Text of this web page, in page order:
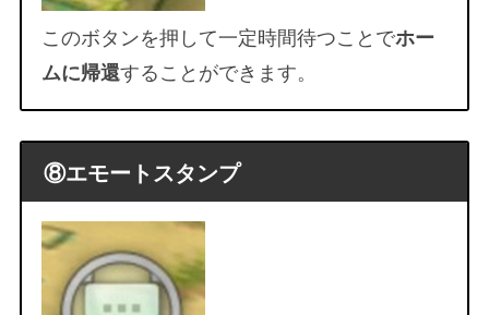
このボタンを押して一定時間待つことでホー
ムに帰還することができます。
⑧エモートスタンプ